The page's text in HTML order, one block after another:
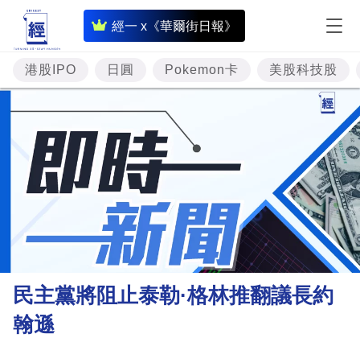
經一 x《華爾街日報》
即
時
財
經
專
題
投
資
樓
市
財
港股IPO 日圓 Pokemon卡 美股科技股
民主黨將阻止泰勒·格林推翻議長約
翰遜